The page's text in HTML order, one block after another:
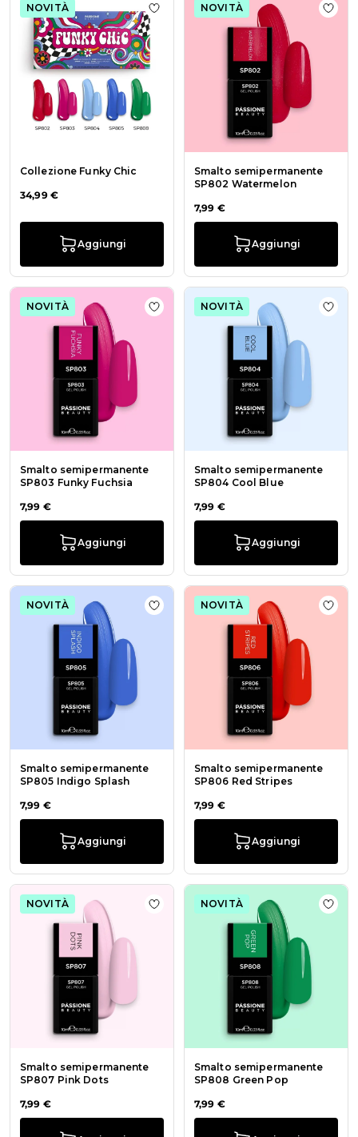
NOVITÀ
Collezione Funky Chic
34,99 €
Aggiungi
Aggiungi alla wishlist Collezione
NOVITÀ
Smalto semipermanente
SP802 Watermelon
7,99 €
Aggiungi
NOVITÀ
Smalto semipermanente
SP803 Funky Fuchsia
7,99 €
Aggiungi
Aggiungi alla wishlist Smalto
NOVITÀ
Smalto semipermanente
SP804 Cool Blue
7,99 €
Aggiungi
NOVITÀ
Smalto semipermanente
SP805 Indigo Splash
7,99 €
Aggiungi
Aggiungi alla wishlist Smalto
NOVITÀ
Smalto semipermanente
SP806 Red Stripes
7,99 €
Aggiungi
NOVITÀ
Smalto semipermanente
SP807 Pink Dots
7,99 €
Aggiungi alla wishlist Smalto
NOVITÀ
Smalto semipermanente
SP808 Green Pop
7,99 €